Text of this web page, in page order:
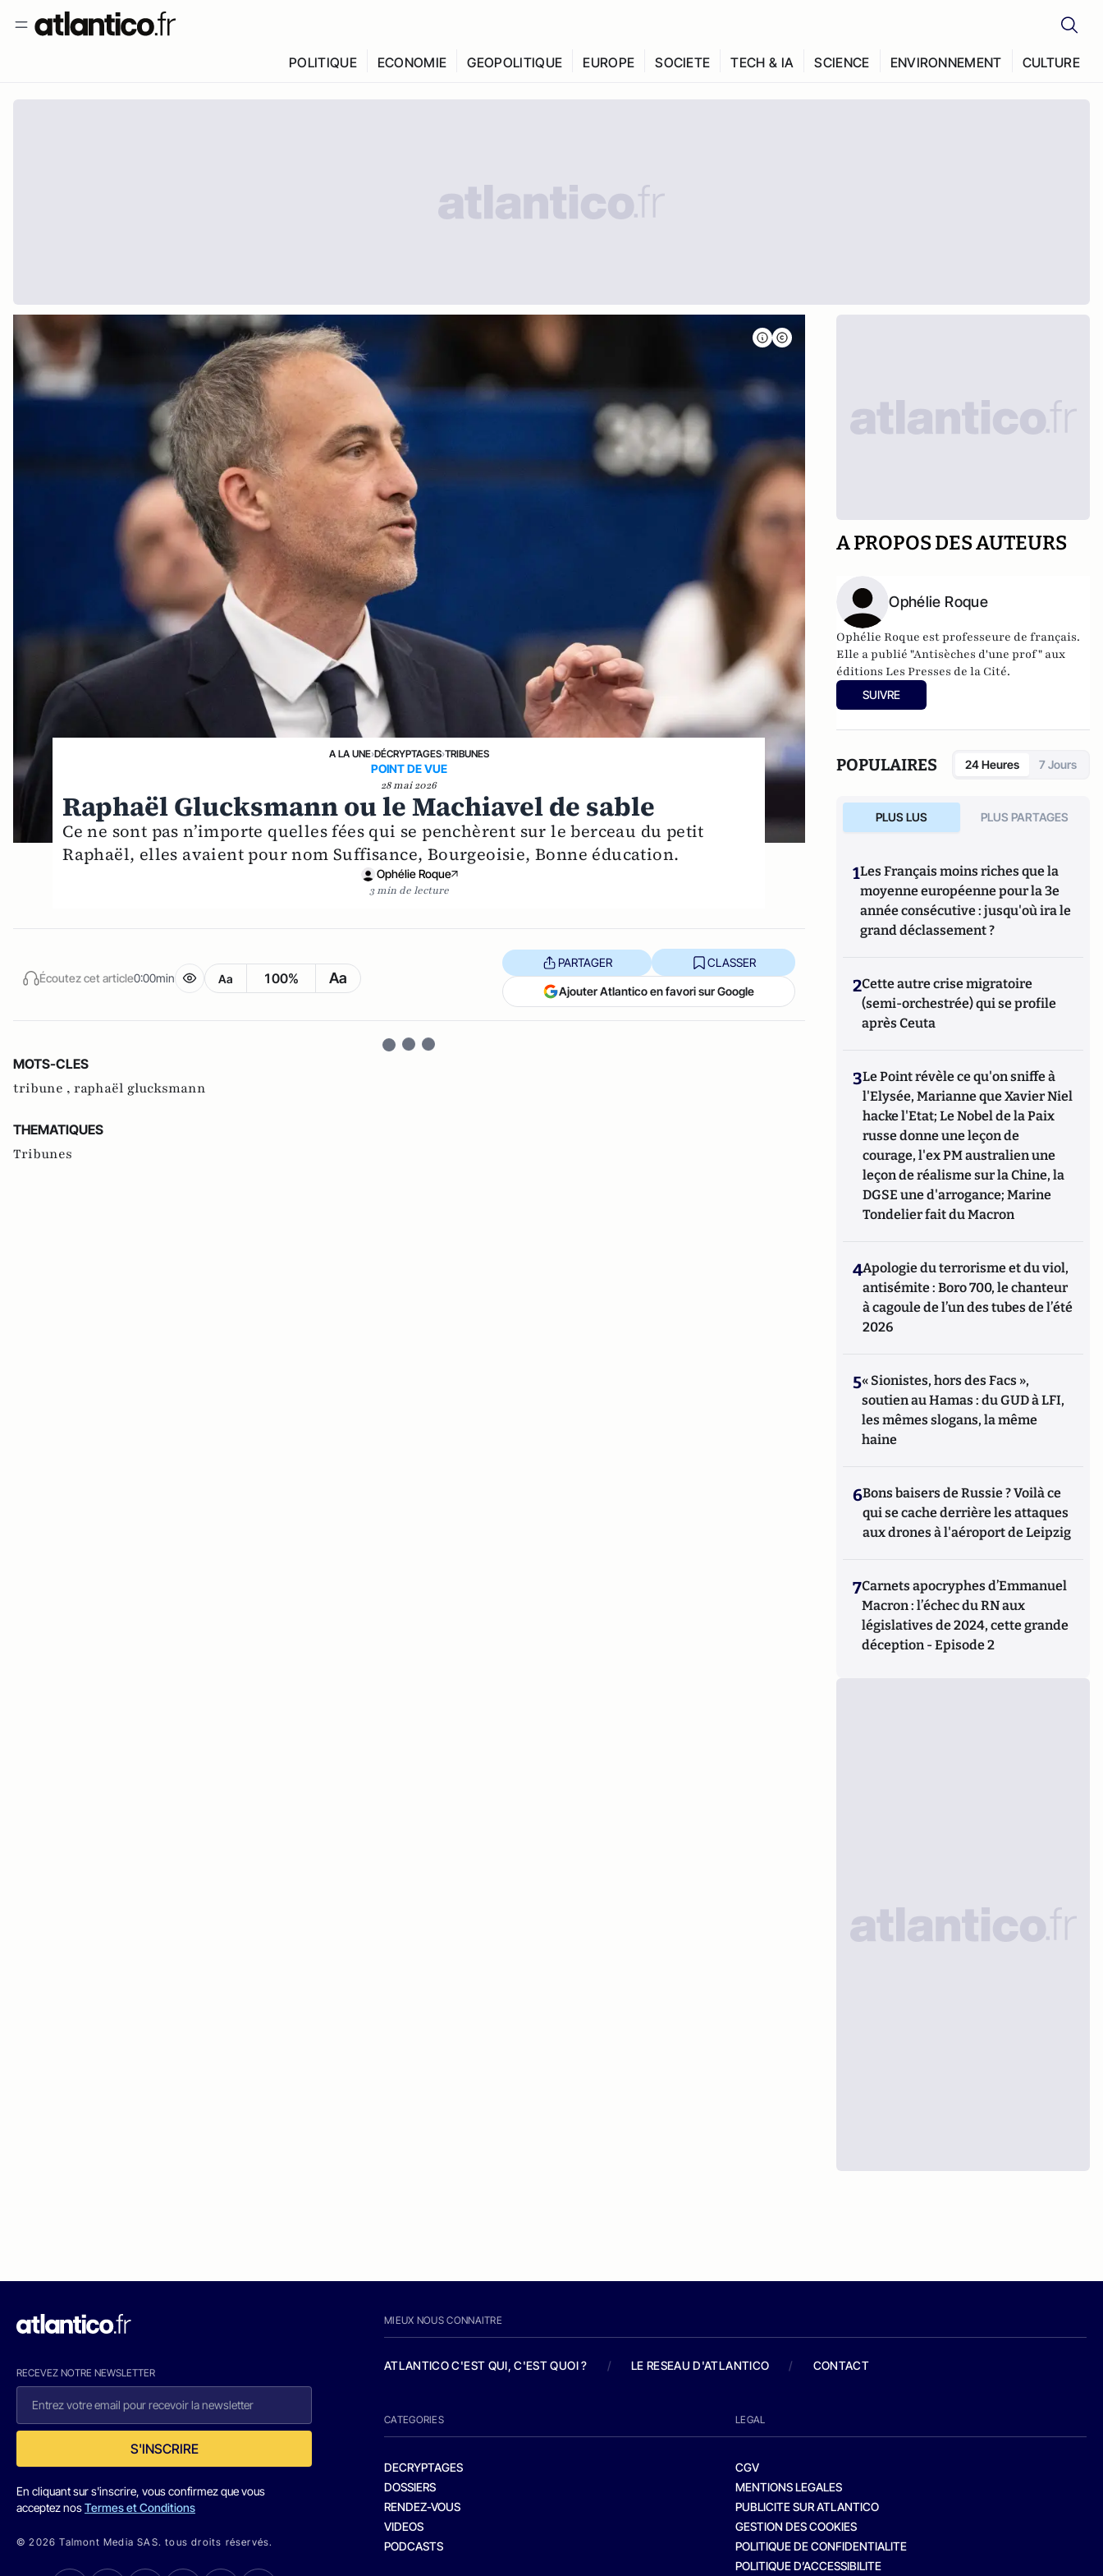
POLITIQUE ECONOMIE GEOPOLITIQUE EUROPE SOCIETE TECH & IA SCIENCE ENVIRONNEMENT CULTURE
A LA UNE›DÉCRYPTAGES›TRIBUNES
POINT DE VUE
28 mai 2026
Raphaël Glucksmann ou le Machiavel de sable
Ce ne sont pas n’importe quelles fées qui se penchèrent sur le berceau du petit
Raphaël, elles avaient pour nom Suffisance, Bourgeoisie, Bonne éducation.
Ophélie Roque
3 min de lecture
Écoutez cet article0:00min Aa 100% Aa
PARTAGER CLASSER
Ajouter Atlantico en favori sur Google
MOTS-CLES
tribune , raphaël glucksmann
THEMATIQUES
Tribunes
A PROPOS DES AUTEURS
Ophélie Roque
Ophélie Roque est professeure de français.
Elle a publié "Antisèches d'une prof" aux
éditions Les Presses de la Cité.
SUIVRE
POPULAIRES 24 Heures 7 Jours
PLUS LUS PLUS PARTAGES
1Les Français moins riches que la
moyenne européenne pour la 3e
année consécutive : jusqu'où ira le
grand déclassement ?
2Cette autre crise migratoire
(semi-orchestrée) qui se profile
après Ceuta
3Le Point révèle ce qu'on sniffe à
l'Elysée, Marianne que Xavier Niel
hacke l'Etat; Le Nobel de la Paix
russe donne une leçon de
courage, l'ex PM australien une
leçon de réalisme sur la Chine, la
DGSE une d'arrogance; Marine
Tondelier fait du Macron
4Apologie du terrorisme et du viol,
antisémite : Boro 700, le chanteur
à cagoule de l’un des tubes de l’été
2026
5« Sionistes, hors des Facs »,
soutien au Hamas : du GUD à LFI,
les mêmes slogans, la même
haine
6Bons baisers de Russie ? Voilà ce
qui se cache derrière les attaques
aux drones à l'aéroport de Leipzig
7Carnets apocryphes d’Emmanuel
Macron : l’échec du RN aux
législatives de 2024, cette grande
déception - Episode 2
RECEVEZ NOTRE NEWSLETTER
S'INSCRIRE
En cliquant sur s'inscrire, vous confirmez que vous
acceptez nosTermes et Conditions
© 2026 Talmont Media SAS. tous droits réservés.
MIEUX NOUS CONNAITRE
ATLANTICO C'EST QUI, C'EST QUOI ? / LE RESEAU D'ATLANTICO / CONTACT
CATEGORIES
DECRYPTAGES
DOSSIERS
RENDEZ-VOUS
VIDEOS
PODCASTS
LEGAL
CGV
MENTIONS LEGALES
PUBLICITE SUR ATLANTICO
GESTION DES COOKIES
POLITIQUE DE CONFIDENTIALITE
POLITIQUE D’ACCESSIBILITE